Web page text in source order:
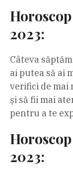
2023:
Câteva
ai putea să ai
verifici de mai
și să fii mai
pentru a te
2023: